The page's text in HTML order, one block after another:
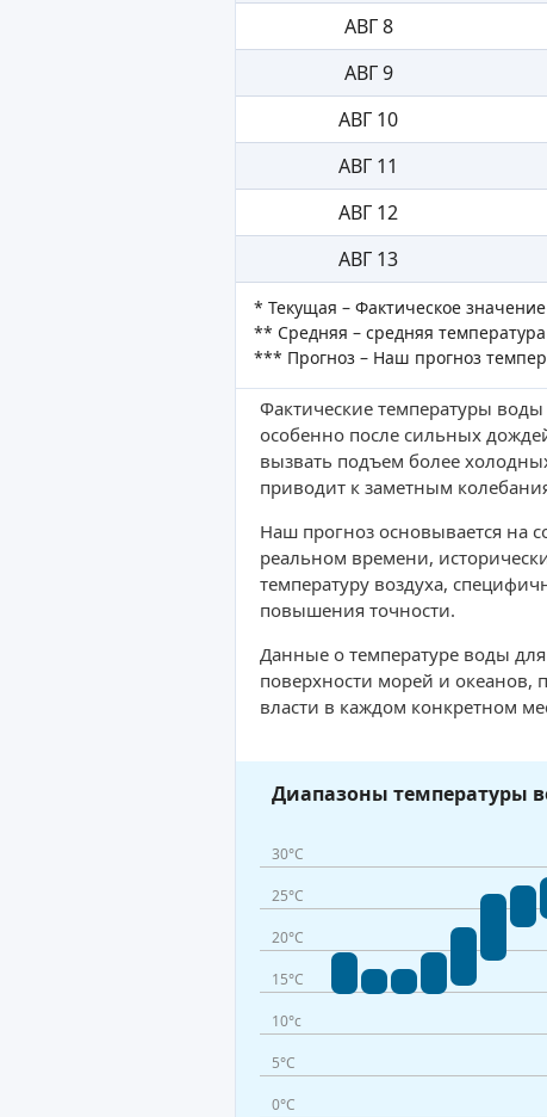
АВГ 8
АВГ 9
АВГ 10
АВГ 11
АВГ 12
АВГ 13
* Текущая – Фактическое
** Средняя – средняя
*** Прогноз – Наш прогноз
Фактические температуры воды
особенно после сильных
вызвать подъем более
приводит к заметным
Наш прогноз основывается на
реальном времени,
температуру воздуха,
повышения точности.
Данные о температуре воды
поверхности морей и океанов,
власти в каждом конкретном
Диапазоны температуры
30°C
25°C
20°C
15°C
10°c
5°C
0°C